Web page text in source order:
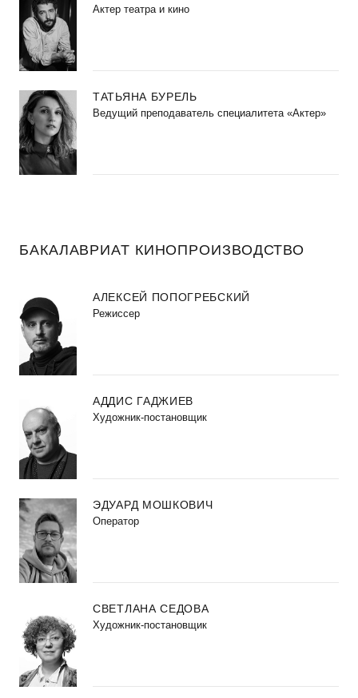
Актер театра и кино
ТАТЬЯНА БУРЕЛЬ
Ведущий преподаватель специалитета «Актер»
БАКАЛАВРИАТ КИНОПРОИЗВОДСТВО
АЛЕКСЕЙ ПОПОГРЕБСКИЙ
Режиссер
АДДИС ГАДЖИЕВ
Художник-постановщик
ЭДУАРД МОШКОВИЧ
Оператор
СВЕТЛАНА СЕДОВА
Художник-постановщик